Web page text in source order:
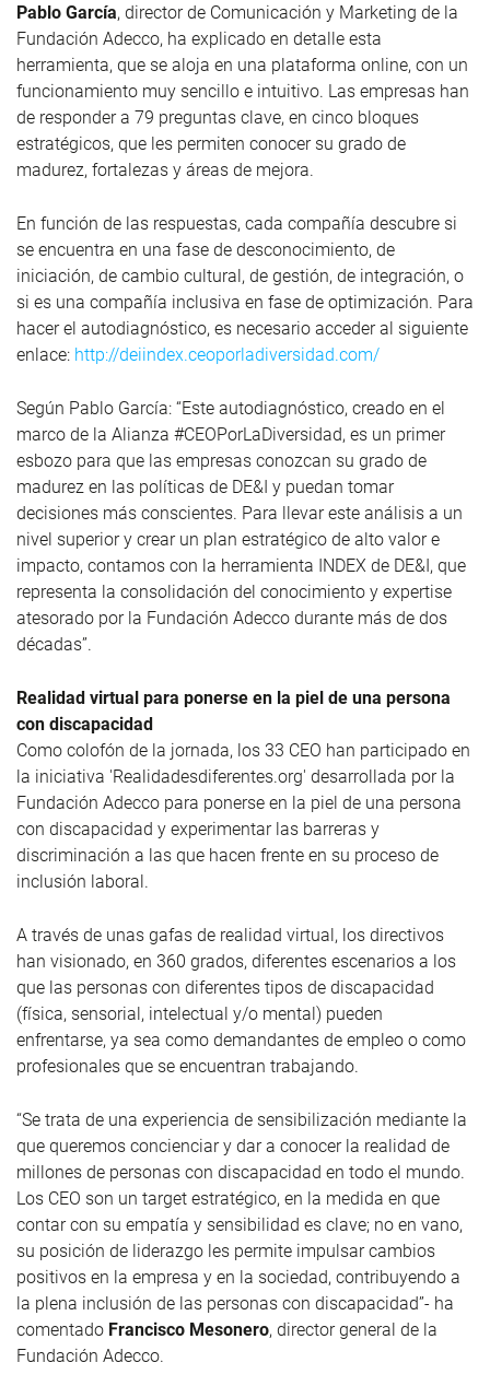
Pablo García, director de Comunicación y Marketing de la
Fundación Adecco, ha explicado en detalle esta
herramienta, que se aloja en una plataforma online, con un
funcionamiento muy sencillo e intuitivo. Las empresas han
de responder a 79 preguntas clave, en cinco bloques
estratégicos, que les permiten conocer su grado de
madurez, fortalezas y áreas de mejora.
En función de las respuestas, cada compañía descubre si
se encuentra en una fase de desconocimiento, de
iniciación, de cambio cultural, de gestión, de integración, o
si es una compañía inclusiva en fase de optimización. Para
hacer el autodiagnóstico, es necesario acceder al siguiente
enlace: http://deiindex.ceoporladiversidad.com/
Según Pablo García: “Este autodiagnóstico, creado en el
marco de la Alianza #CEOPorLaDiversidad, es un primer
esbozo para que las empresas conozcan su grado de
madurez en las políticas de DE&I y puedan tomar
decisiones más conscientes. Para llevar este análisis a un
nivel superior y crear un plan estratégico de alto valor e
impacto, contamos con la herramienta INDEX de DE&I, que
representa la consolidación del conocimiento y expertise
atesorado por la Fundación Adecco durante más de dos
décadas”.
Realidad virtual para ponerse en la piel de una persona
con discapacidad
Como colofón de la jornada, los 33 CEO han participado en
la iniciativa 'Realidadesdiferentes.org' desarrollada por la
Fundación Adecco para ponerse en la piel de una persona
con discapacidad y experimentar las barreras y
discriminación a las que hacen frente en su proceso de
inclusión laboral.
A través de unas gafas de realidad virtual, los directivos
han visionado, en 360 grados, diferentes escenarios a los
que las personas con diferentes tipos de discapacidad
(física, sensorial, intelectual y/o mental) pueden
enfrentarse, ya sea como demandantes de empleo o como
profesionales que se encuentran trabajando.
“Se trata de una experiencia de sensibilización mediante la
que queremos concienciar y dar a conocer la realidad de
millones de personas con discapacidad en todo el mundo.
Los CEO son un target estratégico, en la medida en que
contar con su empatía y sensibilidad es clave; no en vano,
su posición de liderazgo les permite impulsar cambios
positivos en la empresa y en la sociedad, contribuyendo a
la plena inclusión de las personas con discapacidad”- ha
comentado Francisco Mesonero, director general de la
Fundación Adecco.